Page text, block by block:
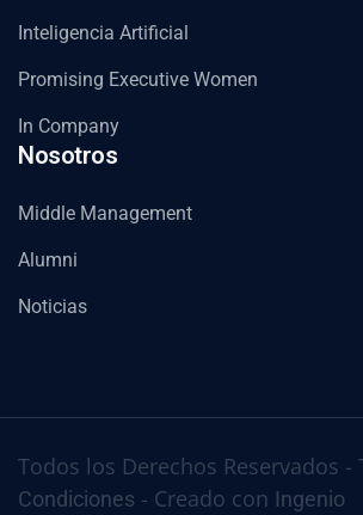
Inteligencia Artificial
Promising Executive Women
In Company
Nosotros
Middle Management
Alumni
Noticias
Todos los Derechos Reservados -
Condiciones - Creado con Ingenio